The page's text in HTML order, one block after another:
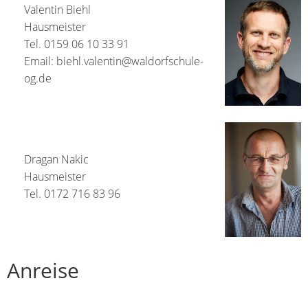
Valentin Biehl
Hausmeister
Tel. 0159 06 10 33 91
Email: biehl.valentin@waldorfschule-
og.de
Dragan Nakic
Hausmeister
Tel. 0172 716 83 96
Anreise